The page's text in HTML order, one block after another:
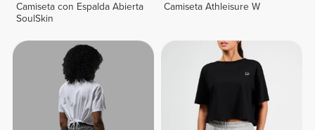
Camiseta con Espalda Abierta
SoulSkin
Camiseta Athleisure W